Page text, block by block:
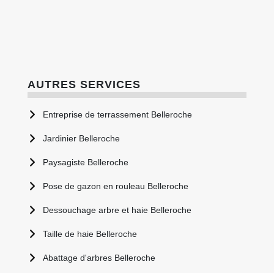
AUTRES SERVICES
Entreprise de terrassement Belleroche
Jardinier Belleroche
Paysagiste Belleroche
Pose de gazon en rouleau Belleroche
Dessouchage arbre et haie Belleroche
Taille de haie Belleroche
Abattage d'arbres Belleroche